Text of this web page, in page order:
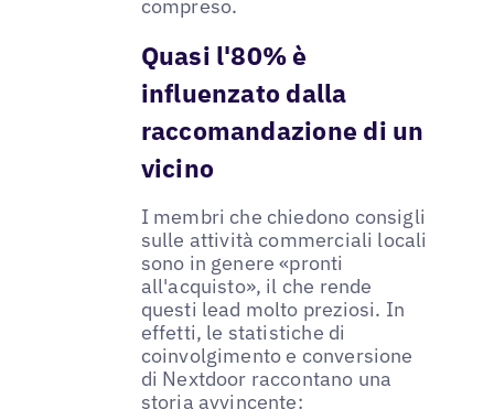
compreso.
Quasi l'80% è
influenzato dalla
raccomandazione di un
vicino
I membri che chiedono consigli
sulle attività commerciali locali
sono in genere «pronti
all'acquisto», il che rende
questi lead molto preziosi. In
effetti, le statistiche di
coinvolgimento e conversione
di Nextdoor raccontano una
storia avvincente: